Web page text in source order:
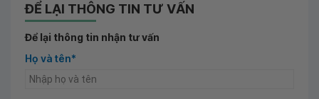
ĐỂ LẠI THÔNG TIN TƯ VẤN
Để lại thông tin nhận tư vấn
Họ và tên*